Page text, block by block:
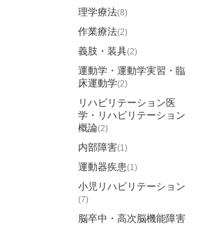
理学療法(8)
作業療法(2)
義肢・装具(2)
運動学・運動学実習・臨
床運動学(2)
リハビリテーション医
学・リハビリテーション
概論(2)
内部障害(1)
運動器疾患(1)
小児リハビリテーション
(7)
脳卒中・高次脳機能障害